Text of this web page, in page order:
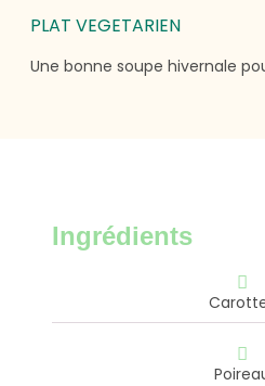
PLAT VEGETARIEN
Une bonne soupe hivernale
Ingrédients